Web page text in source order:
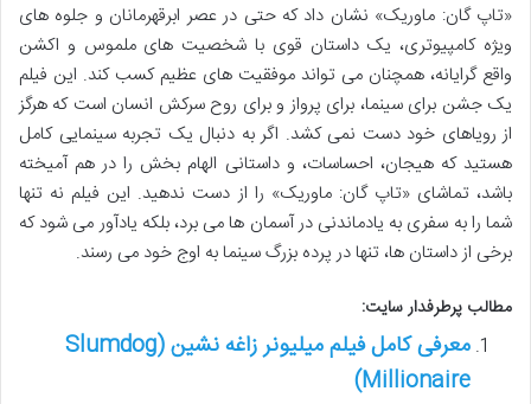
«تاپ گان: ماوریک» نشان داد که حتی در عصر ابرقهرمانان و جلوه های
ویژه کامپیوتری، یک داستان قوی با شخصیت های ملموس و اکشن
واقع گرایانه، همچنان می تواند موفقیت های عظیم کسب کند. این فیلم
یک جشن برای سینما، برای پرواز و برای روح سرکش انسان است که هرگز
از رویاهای خود دست نمی کشد. اگر به دنبال یک تجربه سینمایی کامل
هستید که هیجان، احساسات، و داستانی الهام بخش را در هم آمیخته
باشد، تماشای «تاپ گان: ماوریک» را از دست ندهید. این فیلم نه تنها
شما را به سفری به یادماندنی در آسمان ها می برد، بلکه یادآور می شود که
برخی از داستان ها، تنها در پرده بزرگ سینما به اوج خود می رسند.
مطالب پرطرفدار سایت:
معرفی کامل فیلم میلیونر زاغه نشین (Slumdog
Millionaire)